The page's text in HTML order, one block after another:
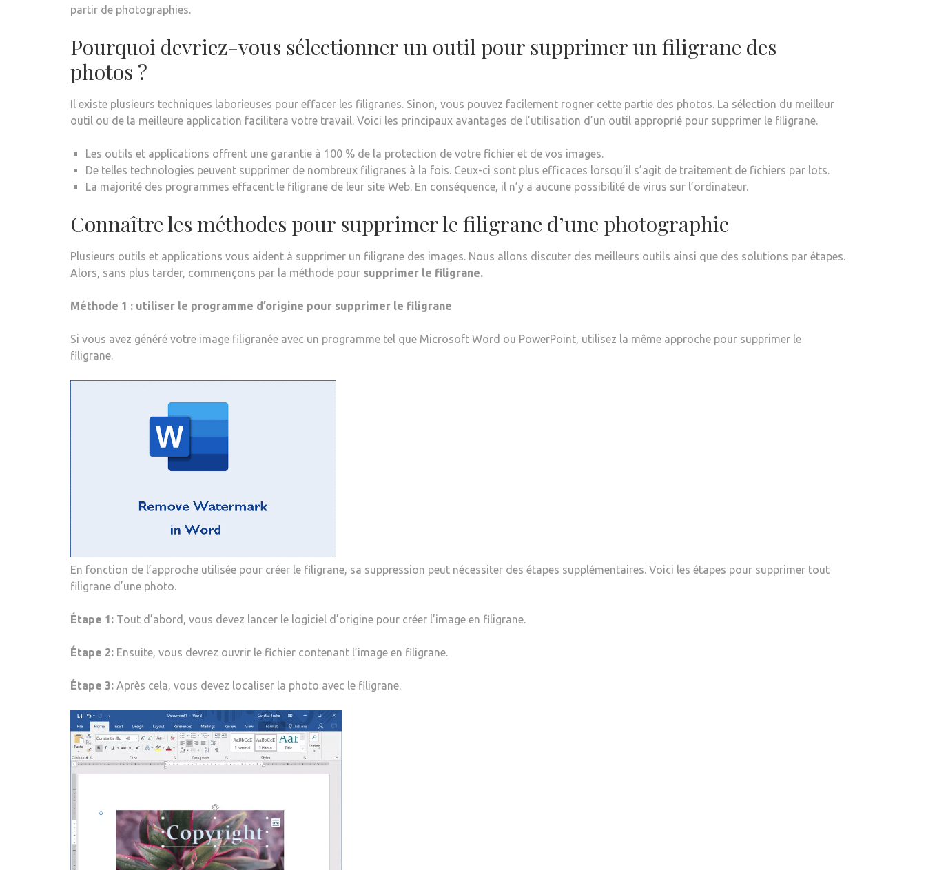
partir de photographies.
Pourquoi devriez-vous sélectionner un outil pour supprimer un filigrane des
photos ?
Il existe plusieurs techniques laborieuses pour effacer les filigranes. Sinon, vous pouvez facilement rogner cette partie des photos. La sélection du meilleur
outil ou de la meilleure application facilitera votre travail. Voici les principaux avantages de l’utilisation d’un outil approprié pour supprimer le filigrane.
Les outils et applications offrent une garantie à 100 % de la protection de votre fichier et de vos images.
De telles technologies peuvent supprimer de nombreux filigranes à la fois. Ceux-ci sont plus efficaces lorsqu’il s’agit de traitement de fichiers par lots.
La majorité des programmes effacent le filigrane de leur site Web. En conséquence, il n’y a aucune possibilité de virus sur l’ordinateur.
Connaître les méthodes pour supprimer le filigrane d’une photographie
Plusieurs outils et applications vous aident à supprimer un filigrane des images. Nous allons discuter des meilleurs outils ainsi que des solutions par étapes.
Alors, sans plus tarder, commençons par la méthode pour supprimer le filigrane.
Méthode 1 : utiliser le programme d’origine pour supprimer le filigrane
Si vous avez généré votre image filigranée avec un programme tel que Microsoft Word ou PowerPoint, utilisez la même approche pour supprimer le
filigrane.
En fonction de l’approche utilisée pour créer le filigrane, sa suppression peut nécessiter des étapes supplémentaires. Voici les étapes pour supprimer tout
filigrane d’une photo.
Étape 1: Tout d’abord, vous devez lancer le logiciel d’origine pour créer l’image en filigrane.
Étape 2: Ensuite, vous devrez ouvrir le fichier contenant l’image en filigrane.
Étape 3: Après cela, vous devez localiser la photo avec le filigrane.